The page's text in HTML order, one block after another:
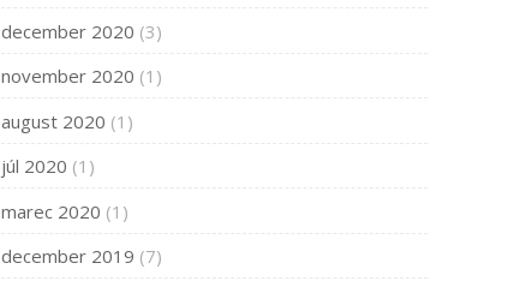
december 2020 (3)
november 2020 (1)
august 2020 (1)
júl 2020 (1)
marec 2020 (1)
december 2019 (7)